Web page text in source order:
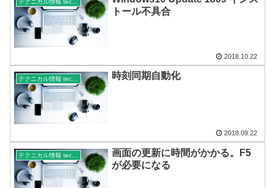
テクニカル情報 technical
トール不具合
2018.10.22
テクニカル情報 technical 時刻同期自動化
2018.09.22
テクニカル情報 technical
画面の更新に時間がかかる。F5
が必要になる